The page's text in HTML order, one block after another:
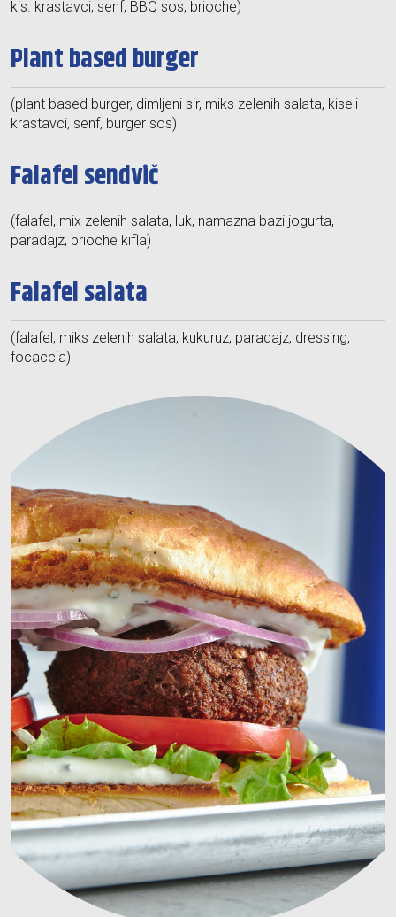
kis. krastavci, senf, BBQ sos, brioche)
Plant based burger
(plant based burger, dimljeni sir, miks zelenih salata, kiseli
krastavci, senf, burger sos)
Falafel sendvič
(falafel, mix zelenih salata, luk, namazna bazi jogurta,
paradajz, brioche kifla)
Falafel salata
(falafel, miks zelenih salata, kukuruz, paradajz, dressing,
focaccia)